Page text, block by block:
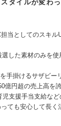
タイルが変わ
当としてのスキル
した素材のみを使
手掛けるサザビー
億円超の売上高を
支援手当支給な
ても安心して長く